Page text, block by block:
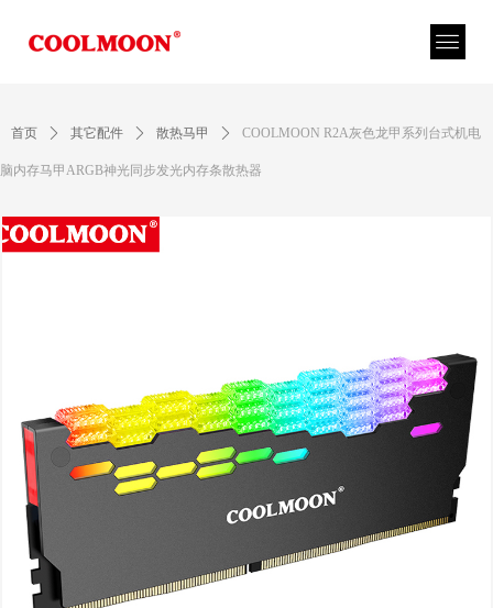
首页 ꄲ 其它配件 ꄲ 散热马甲 ꄲ COOLMOON R2A灰色龙甲系列台式机电
脑内存马甲ARGB神光同步发光内存条散热器